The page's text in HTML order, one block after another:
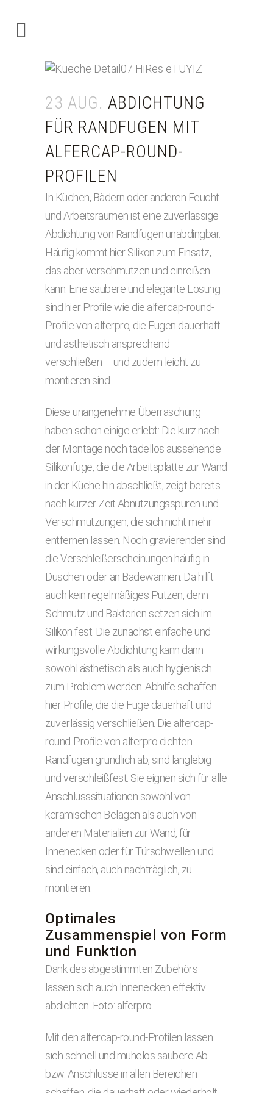
23 AUG. ABDICHTUNG
FÜR RANDFUGEN MIT
ALFERCAP-ROUND-
PROFILEN
In Küchen, Bädern oder anderen Feucht-
und Arbeitsräumen ist eine zuverlässige
Abdichtung von Randfugen unabdingbar.
Häufig kommt hier Silikon zum Einsatz,
das aber verschmutzen und einreißen
kann. Eine saubere und elegante Lösung
sind hier Profile wie die alfercap-round-
Profile von alferpro, die Fugen dauerhaft
und ästhetisch ansprechend
verschließen – und zudem leicht zu
montieren sind.
Diese unangenehme Überraschung
haben schon einige erlebt: Die kurz nach
der Montage noch tadellos aussehende
Silikonfuge, die die Arbeitsplatte zur Wand
in der Küche hin abschließt, zeigt bereits
nach kurzer Zeit Abnutzungsspuren und
Verschmutzungen, die sich nicht mehr
entfernen lassen. Noch gravierender sind
die Verschleißerscheinungen häufig in
Duschen oder an Badewannen. Da hilft
auch kein regelmäßiges Putzen, denn
Schmutz und Bakterien setzen sich im
Silikon fest. Die zunächst einfache und
wirkungsvolle Abdichtung kann dann
sowohl ästhetisch als auch hygienisch
zum Problem werden. Abhilfe schaffen
hier Profile, die die Fuge dauerhaft und
zuverlässig verschließen. Die alfercap-
round-Profile von alferpro dichten
Randfugen gründlich ab, sind langlebig
und verschleißfest. Sie eignen sich für alle
Anschlusssituationen sowohl von
keramischen Belägen als auch von
anderen Materialien zur Wand, für
Innenecken oder für Türschwellen und
sind einfach, auch nachträglich, zu
montieren.
Optimales
Zusammenspiel von Form
und Funktion
Dank des abgestimmten Zubehörs
lassen sich auch Innenecken effektiv
abdichten. Foto: alferpro
Mit den alfercap-round-Profilen lassen
sich schnell und mühelos saubere Ab-
bzw. Anschlüsse in allen Bereichen